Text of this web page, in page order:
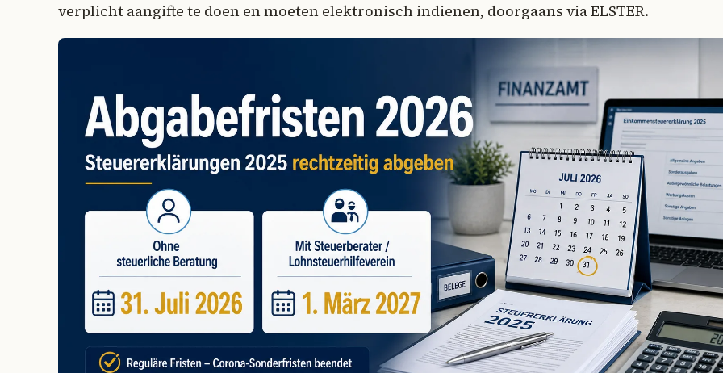
verplicht aangifte te doen en moeten elektronisch indienen, doorgaans via ELSTER.